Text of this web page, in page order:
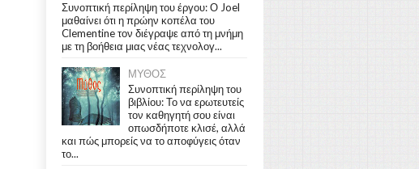
Συνοπτική περίληψη του έργου: Ο Joel
μαθαίνει ότι η πρώην κοπέλα του
Clementine τον διέγραψε από τη μνήμη
με τη βοήθεια μιας νέας τεχνολογ...
ΜΥΘΟΣ
Συνοπτική περίληψη του
βιβλίου: Το να ερωτευτείς
τον καθηγητή σου είναι
οπωσδήποτε κλισέ, αλλά
και πώς μπορείς να το αποφύγεις όταν
το...